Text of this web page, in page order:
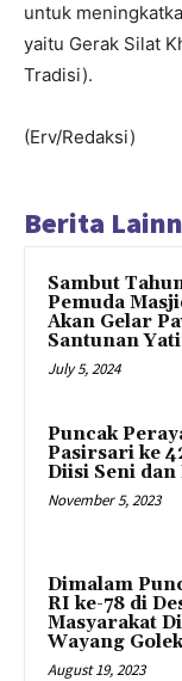
untuk
yaitu Gerak Silat
Tradisi).
(Erv/Redaksi)
Berita
Sambut
Pemuda
Akan Gelar
Santunan
July 5, 2024
Puncak
Pasirsari ke
Diisi Seni dan
November 5, 2023
Dimalam
RI ke-78 di
Masyarakat
Wayang Golek
August 19, 2023